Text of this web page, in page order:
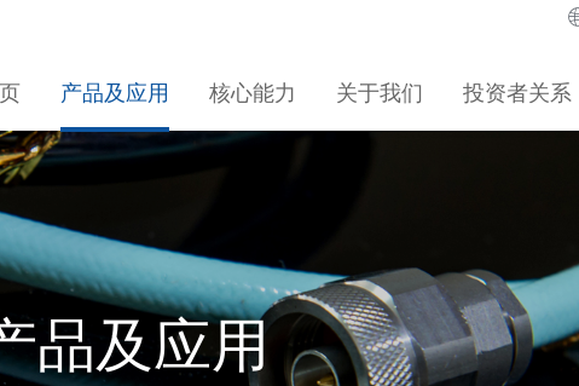
产品及应用 核心能力 关于我们 投资者关系
品及应用